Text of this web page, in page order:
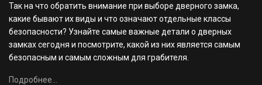
Так на что обратить внимание при выборе дверного замка,
какие бывают их виды и что означают отдельные классы
безопасности? Узнайте самые важные детали о дверных
замках сегодня и посмотрите, какой из них является самым
безопасным и самым сложным для грабителя.
Подробнее...